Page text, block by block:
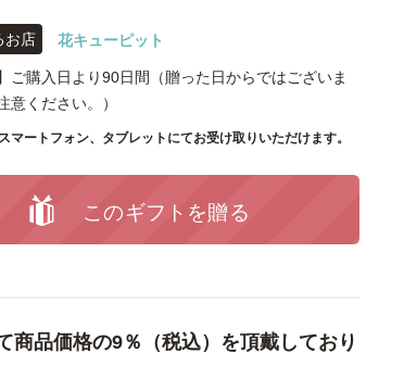
お店 花キューピット
ご購入日より90日間（贈った日からではございま
意ください。）
マートフォン、タブレットにてお受け取りいただけます。
このギフトを贈る
商品価格の9％（税込）を頂戴しており